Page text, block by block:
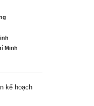
Minh
kế hoạch